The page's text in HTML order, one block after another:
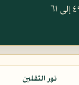
نور الثقلين